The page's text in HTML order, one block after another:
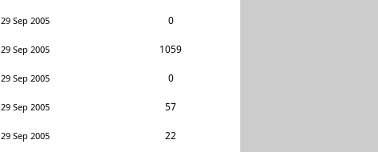
29 Sep 2005 0
29 Sep 2005 1059
29 Sep 2005 0
29 Sep 2005 57
29 Sep 2005 22